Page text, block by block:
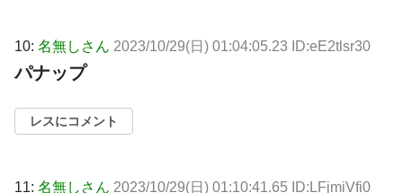
10: 名無しさん 2023/10/29(日) 01:04:05.23 ID:eE2tlsr30
パナップ
レスにコメント
11: 名無しさん 2023/10/29(日) 01:10:41.65 ID:LFjmiVfi0